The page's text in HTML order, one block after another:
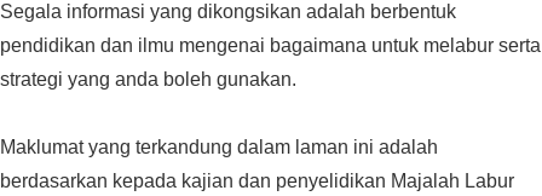
Segala informasi yang dikongsikan adalah berbentuk
pendidikan dan ilmu mengenai bagaimana untuk melabur serta
strategi yang anda boleh gunakan.
Maklumat yang terkandung dalam laman ini adalah
berdasarkan kepada kajian dan penyelidikan Majalah Labur